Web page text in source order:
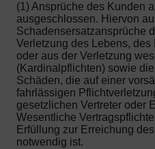
(1) Ansprüche des Kunden
ausgeschlossen. Hiervon
Schadensersatzansprüche
Verletzung des Lebens,
oder aus der Verletzung
(Kardinalpflichten) sowie
Schäden, die auf einer
fahrlässigen
gesetzlichen Vertreter oder
Wesentliche
Erfüllung zur Erreichung
notwendig ist.